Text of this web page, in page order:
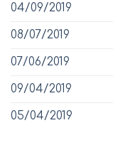
04/09/2019
08/07/2019
07/06/2019
09/04/2019
05/04/2019